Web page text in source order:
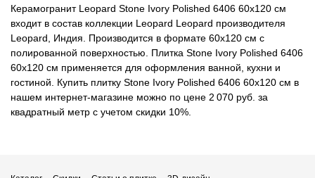
Керамогранит Leopard Stone Ivory Polished 6406 60x120 см
входит в состав коллекции Leopard Leopard производителя
Leopard, Индия. Производится в формате 60x120 см с
полированной поверхностью. Плитка Stone Ivory Polished 6406
60x120 см применяется для оформления ванной, кухни и
гостиной. Купить плитку Stone Ivory Polished 6406 60x120 см в
нашем интернет-магазине можно по цене 2 070 руб. за
квадратный метр с учетом скидки 10%.